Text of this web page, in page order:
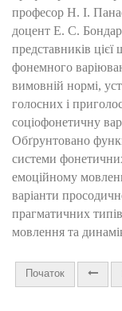
професор Н. І.
доцент Е. С.
представників
фонемного
вимовній нормі,
голосних і
соціофонетичну
Обґрунтовано
системи фонетичних
емоційному
варіанти
прагматичних
мовлення та
Початок